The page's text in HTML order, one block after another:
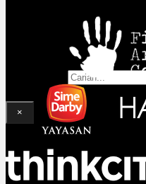
Cari laman web
×